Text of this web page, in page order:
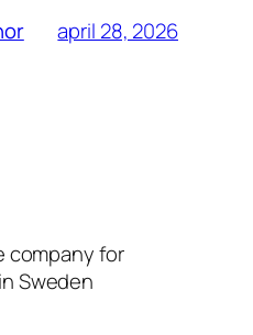
april 28, 2026
company for
Sweden